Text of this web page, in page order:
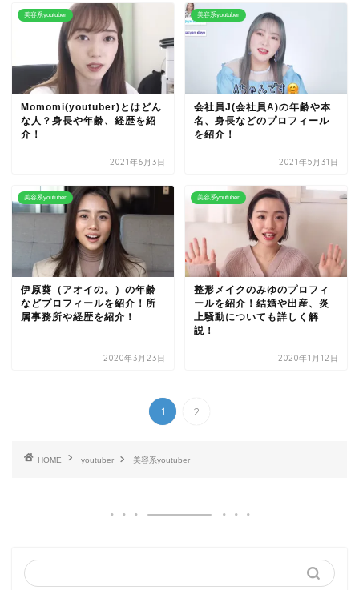
美容系youtuber
Momomi(youtuber)とはどん
な人？身長や年齢、経歴を紹
介！
2021年6月3日
美容系youtuber
会社員J(会社員A)の年齢や本
名、身長などのプロフィール
を紹介！
2021年5月31日
美容系youtuber
伊原葵（アオイの。）の年齢
などプロフィールを紹介！所
属事務所や経歴を紹介！
2020年3月23日
美容系youtuber
整形メイクのみゆのプロフィ
ールを紹介！結婚や出産、炎
上騒動についても詳しく解
説！
2020年1月12日
1 2
HOME youtuber 美容系youtuber